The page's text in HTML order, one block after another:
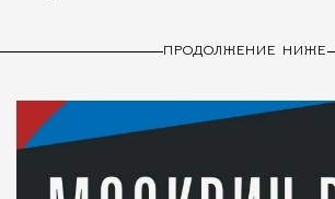
ПРОДОЛЖЕНИЕ НИЖЕ